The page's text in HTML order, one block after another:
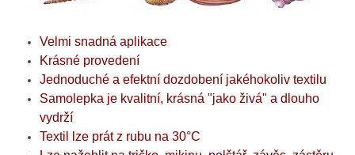
Velmi snadná aplikace
Krásné provedení
Jednoduché a efektní dozdobení jakéhokoliv textilu
Samolepka je kvalitní, krásná "jako živá" a dlouho
vydrží
Textil lze prát z rubu na 30°C